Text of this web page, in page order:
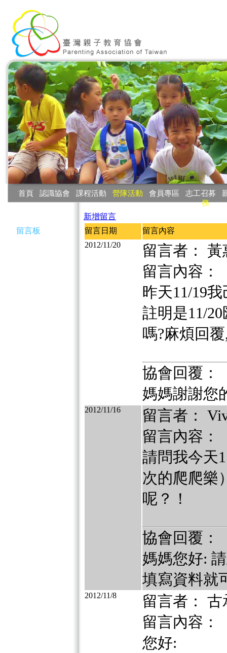
首頁 認識協會 課程活動 營隊活動 會員專區 志工召募
務
留言板
新增留言
留言日期
留言內容
2012/11/20
留言者： 黃
留言內容：
昨天11/19
註明是11/
嗎?麻煩回
協會回覆：
媽媽謝謝您
2012/11/16
留言者：
留言內容：
請問我今天
次的爬爬樂
呢？！
協會回覆：
媽媽您好:
填寫資料就
2012/11/8
留言者： 古
留言內容：
您好: